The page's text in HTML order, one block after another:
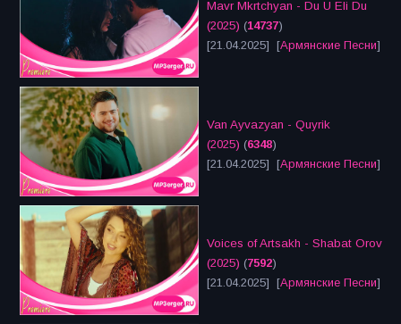
Mavr Mkrtchyan - Du U Eli Du
(2025) (14737)
[21.04.2025] [Армянские Песни]
Van Ayvazyan - Quyrik
(2025) (6348)
[21.04.2025] [Армянские Песни]
Voices of Artsakh - Shabat Orov
(2025) (7592)
[21.04.2025] [Армянские Песни]